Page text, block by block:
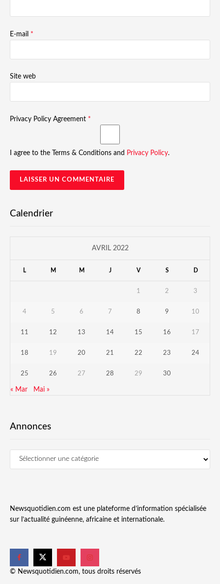
E-mail *
Site web
Privacy Policy Agreement *
I agree to the Terms & Conditions and Privacy Policy.
Calendrier
AVRIL 2022
L M M J V S D
1 2 3
4 5 6 7 8 9 10
11 12 13 14 15 16 17
18 19 20 21 22 23 24
25 26 27 28 29 30
« Mar Mai »
Annonces
Newsquotidien.com est une plateforme d’information spécialisée
sur l’actualité guinéenne, africaine et internationale.
© Newsquotidien.com, tous droits réservés